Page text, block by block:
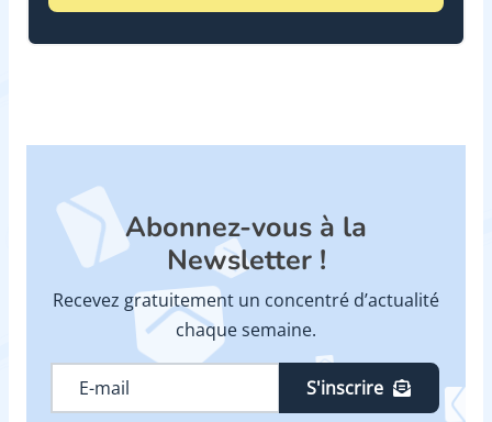
Abonnez-vous à la
Newsletter !
Recevez gratuitement un concentré d’actualité
chaque semaine.
S'inscrire